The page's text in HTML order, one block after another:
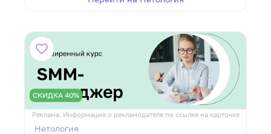
СКИДКА 40%
Реклама. Информация о рекламодателе по ссылке на карточке
Нетология